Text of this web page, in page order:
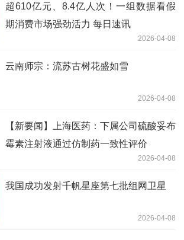
超610亿元、8.4亿人次！一组数据看假
期消费市场强劲活力 每日速讯
2026-04-08
云南师宗：流苏古树花盛如雪
2026-04-08
【新要闻】上海医药：下属公司硫酸妥布
霉素注射液通过仿制药一致性评价
2026-04-08
我国成功发射千帆星座第七批组网卫星
2026-04-08